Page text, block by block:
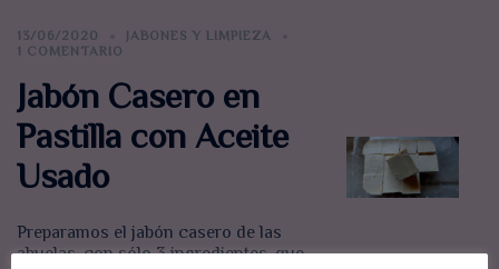
13/06/2020
JABONES Y LIMPIEZA
1 COMENTARIO
Jabón Casero en
Pastilla con Aceite
Usado
Preparamos el jabón casero de las
abuelas, con sólo 3 ingredientes, que